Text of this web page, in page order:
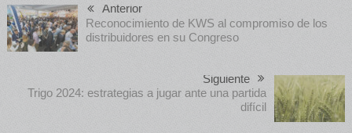
Anterior
Reconocimiento de KWS al compromiso de los
distribuidores en su Congreso
Siguiente
Trigo 2024: estrategias a jugar ante una partida
difícil